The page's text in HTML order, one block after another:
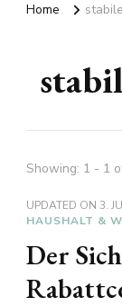
Home
Showing: 1 - 1
UPDATED ON 3.
HAUSHALT &
Der